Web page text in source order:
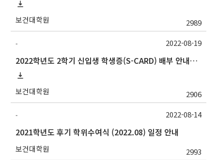
보건대학원 2989
-
2022학년도 2학기 신입생 학생증(S-CARD) 배부 안내→출입등록:행정실211호
보건대학원 2906
2022-08-19
-
2021학년도 후기 학위수여식 (2022.08) 일정 안내
보건대학원 2993
2022-08-14